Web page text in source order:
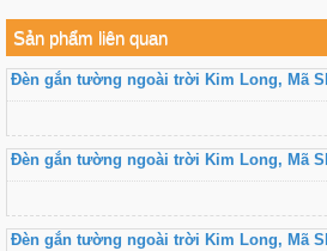
Sản phẩm liên quan
Đèn gắn tường ngoài trời Kim Long, Mã
Đèn gắn tường ngoài trời Kim Long, Mã
Đèn gắn tường ngoài trời Kim Long, Mã